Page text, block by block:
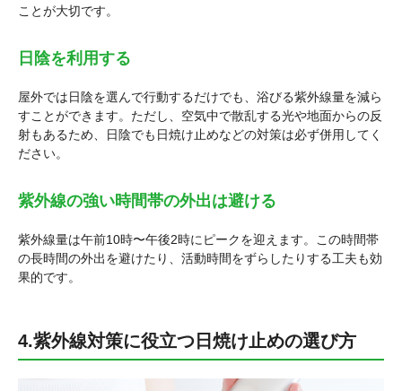
ことが大切です。
日陰を利用する
屋外では日陰を選んで行動するだけでも、浴びる紫外線量を減ら
すことができます。ただし、空気中で散乱する光や地面からの反
射もあるため、日陰でも日焼け止めなどの対策は必ず併用してく
ださい。
紫外線の強い時間帯の外出は避ける
紫外線量は午前10時〜午後2時にピークを迎えます。この時間帯
の長時間の外出を避けたり、活動時間をずらしたりする工夫も効
果的です。
4.紫外線対策に役立つ日焼け止めの選び方